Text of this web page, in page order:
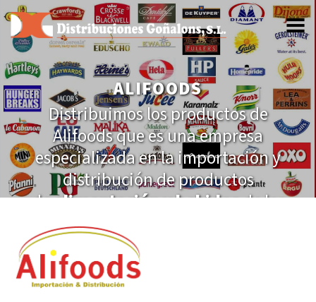
Destacados
Servicios
Productos
Marcas
Nosotros
Clientes
ALIFOODS
Distribuimos los productos de
Alifoods que es una empresa
especializada en la importación y
distribución de productos
dealimentación y bebidasde las
marcas más importantes de Europa y el
resto del mundo. Distribuimos
infusiones,pan tostado
galletas y dulces, entre otros.